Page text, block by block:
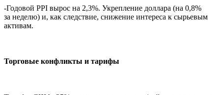
-Годовой PPI вырос на 2,3%. Укрепление доллара (на 0,8%
за неделю) и, как следствие, снижение интереса к сырьевым
активам.
Торговые конфликты и тарифы